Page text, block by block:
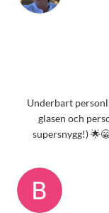
Underbart
glasen och
supersnygg!)